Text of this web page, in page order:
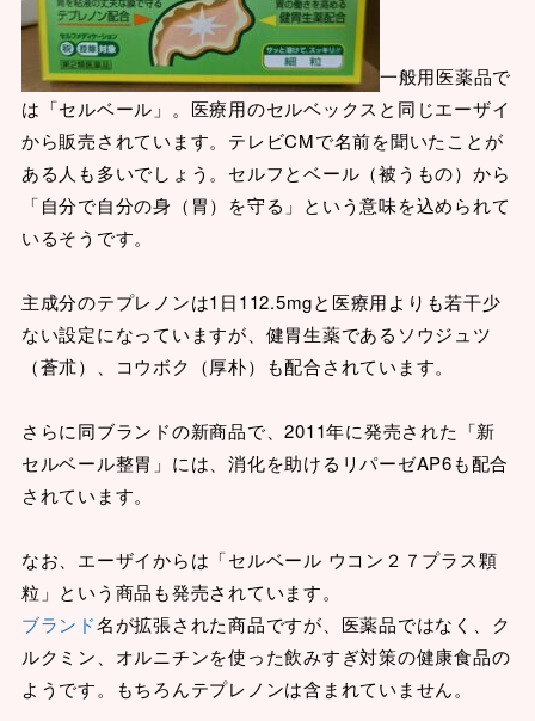
一般用医薬品で
は「セルベール」。医療用のセルベックスと同じエーザイ
から販売されています。テレビCMで名前を聞いたことが
ある人も多いでしょう。セルフとベール（被うもの）から
「自分で自分の身（胃）を守る」という意味を込められて
いるそうです。
主成分のテプレノンは1日112.5mgと医療用よりも若干少
ない設定になっていますが、健胃生薬であるソウジュツ
（蒼朮）、コウボク（厚朴）も配合されています。
さらに同ブランドの新商品で、2011年に発売された「新
セルベール整胃」には、消化を助けるリパーゼAP6も配合
されています。
なお、エーザイからは「セルベール ウコン２７プラス顆
粒」という商品も発売されています。
ブランド名が拡張された商品ですが、医薬品ではなく、ク
ルクミン、オルニチンを使った飲みすぎ対策の健康食品の
ようです。もちろんテプレノンは含まれていません。